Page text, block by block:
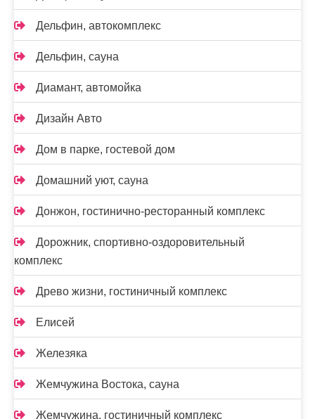
Дельфин, автокомплекс
Дельфин, сауна
Диамант, автомойка
Дизайн Авто
Дом в парке, гостевой дом
Домашний уют, сауна
Донжон, гостинично-ресторанный комплекс
Дорожник, спортивно-оздоровительный
комплекс
Древо жизни, гостиничный комплекс
Елисей
Железяка
Жемчужина Востока, сауна
Жемчужина, гостиничный комплекс